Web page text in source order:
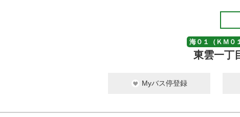
海０１（ＫＭ０
東雲一丁
Myバス停登録